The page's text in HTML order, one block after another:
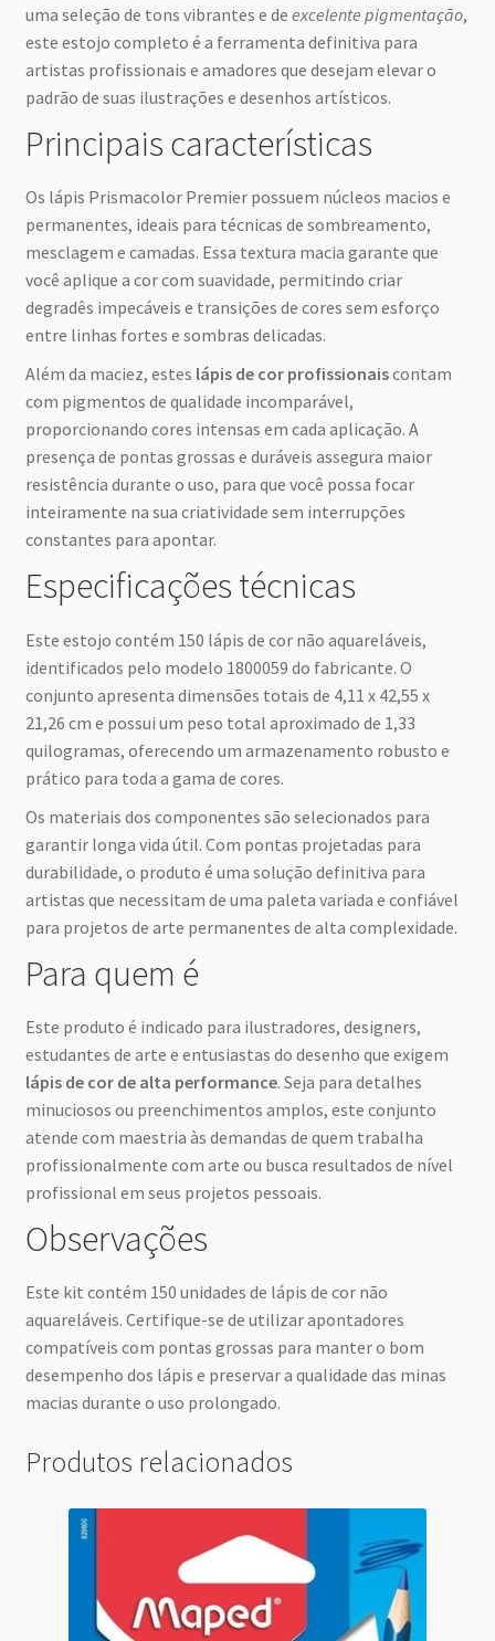
uma seleção de tons vibrantes e de excelente pigmentação,
este estojo completo é a ferramenta definitiva para
artistas profissionais e amadores que desejam elevar o
padrão de suas ilustrações e desenhos artísticos.
Principais características
Os lápis Prismacolor Premier possuem núcleos macios e
permanentes, ideais para técnicas de sombreamento,
mesclagem e camadas. Essa textura macia garante que
você aplique a cor com suavidade, permitindo criar
degradês impecáveis e transições de cores sem esforço
entre linhas fortes e sombras delicadas.
Além da maciez, estes lápis de cor profissionaiscontam
com pigmentos de qualidade incomparável,
proporcionando cores intensas em cada aplicação. A
presença de pontas grossas e duráveis assegura maior
resistência durante o uso, para que você possa focar
inteiramente na sua criatividade sem interrupções
constantes para apontar.
Especificações técnicas
Este estojo contém 150 lápis de cor não aquareláveis,
identificados pelo modelo 1800059 do fabricante. O
conjunto apresenta dimensões totais de 4,11 x 42,55 x
21,26 cm e possui um peso total aproximado de 1,33
quilogramas, oferecendo um armazenamento robusto e
prático para toda a gama de cores.
Os materiais dos componentes são selecionados para
garantir longa vida útil. Com pontas projetadas para
durabilidade, o produto é uma solução definitiva para
artistas que necessitam de uma paleta variada e confiável
para projetos de arte permanentes de alta complexidade.
Para quem é
Este produto é indicado para ilustradores, designers,
estudantes de arte e entusiastas do desenho que exigem
lápis de cor de alta performance. Seja para detalhes
minuciosos ou preenchimentos amplos, este conjunto
atende com maestria às demandas de quem trabalha
profissionalmente com arte ou busca resultados de nível
profissional em seus projetos pessoais.
Observações
Este kit contém 150 unidades de lápis de cor não
aquareláveis. Certifique-se de utilizar apontadores
compatíveis com pontas grossas para manter o bom
desempenho dos lápis e preservar a qualidade das minas
macias durante o uso prolongado.
Produtos relacionados